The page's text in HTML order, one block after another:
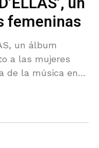
femeninas
un álbum
a las mujeres
de la música en
icónicas